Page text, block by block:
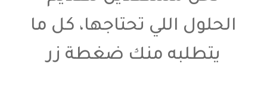
الحلول اللي تحتاجها، كل ما
يتطلبه منك ضغطة زر